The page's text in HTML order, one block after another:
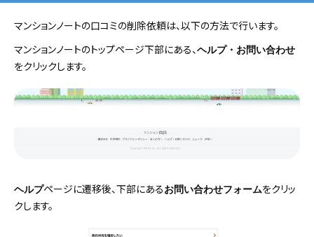
マンションノートの口コミの削除依頼は、以下の方法で行います。
マンションノートのトップページ下部にある、ヘルプ・お問い合わせ
をクリックします。
ヘルプページに遷移後、下部にある お問い合わせフォームをクリッ
クします。